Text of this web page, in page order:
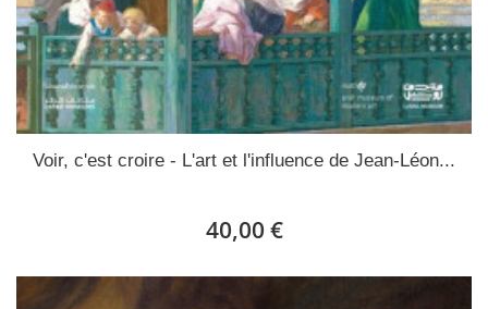
Voir, c'est croire - L'art et l'influence de Jean-Léon...
40,00 €